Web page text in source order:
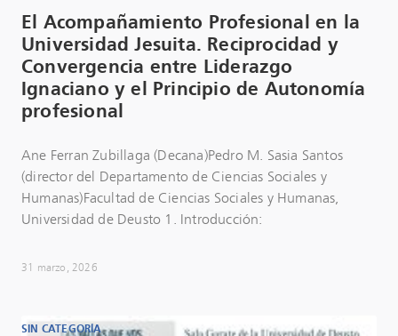
El Acompañamiento Profesional en la
Universidad Jesuita. Reciprocidad y
Convergencia entre Liderazgo
Ignaciano y el Principio de Autonomía
profesional
Ane Ferran Zubillaga (Decana)Pedro M. Sasia Santos
(director del Departamento de Ciencias Sociales y
Humanas)Facultad de Ciencias Sociales y Humanas,
Universidad de Deusto 1. Introducción:
31 marzo, 2026
SIN CATEGORÍA